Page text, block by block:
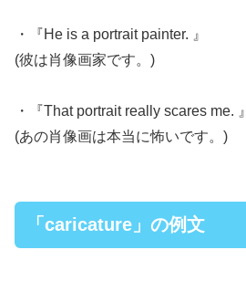
・『He is a portrait painter. 』
(彼は肖像画家です。)
・『That portrait really scares me. 』
(あの肖像画は本当に怖いです。)
「caricature」の例文